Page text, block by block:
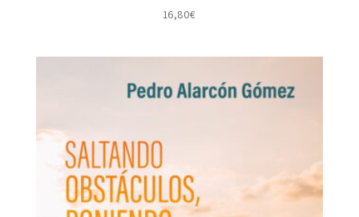
16,80€